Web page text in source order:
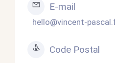
E-mail
hello@vincent-
Code Postal